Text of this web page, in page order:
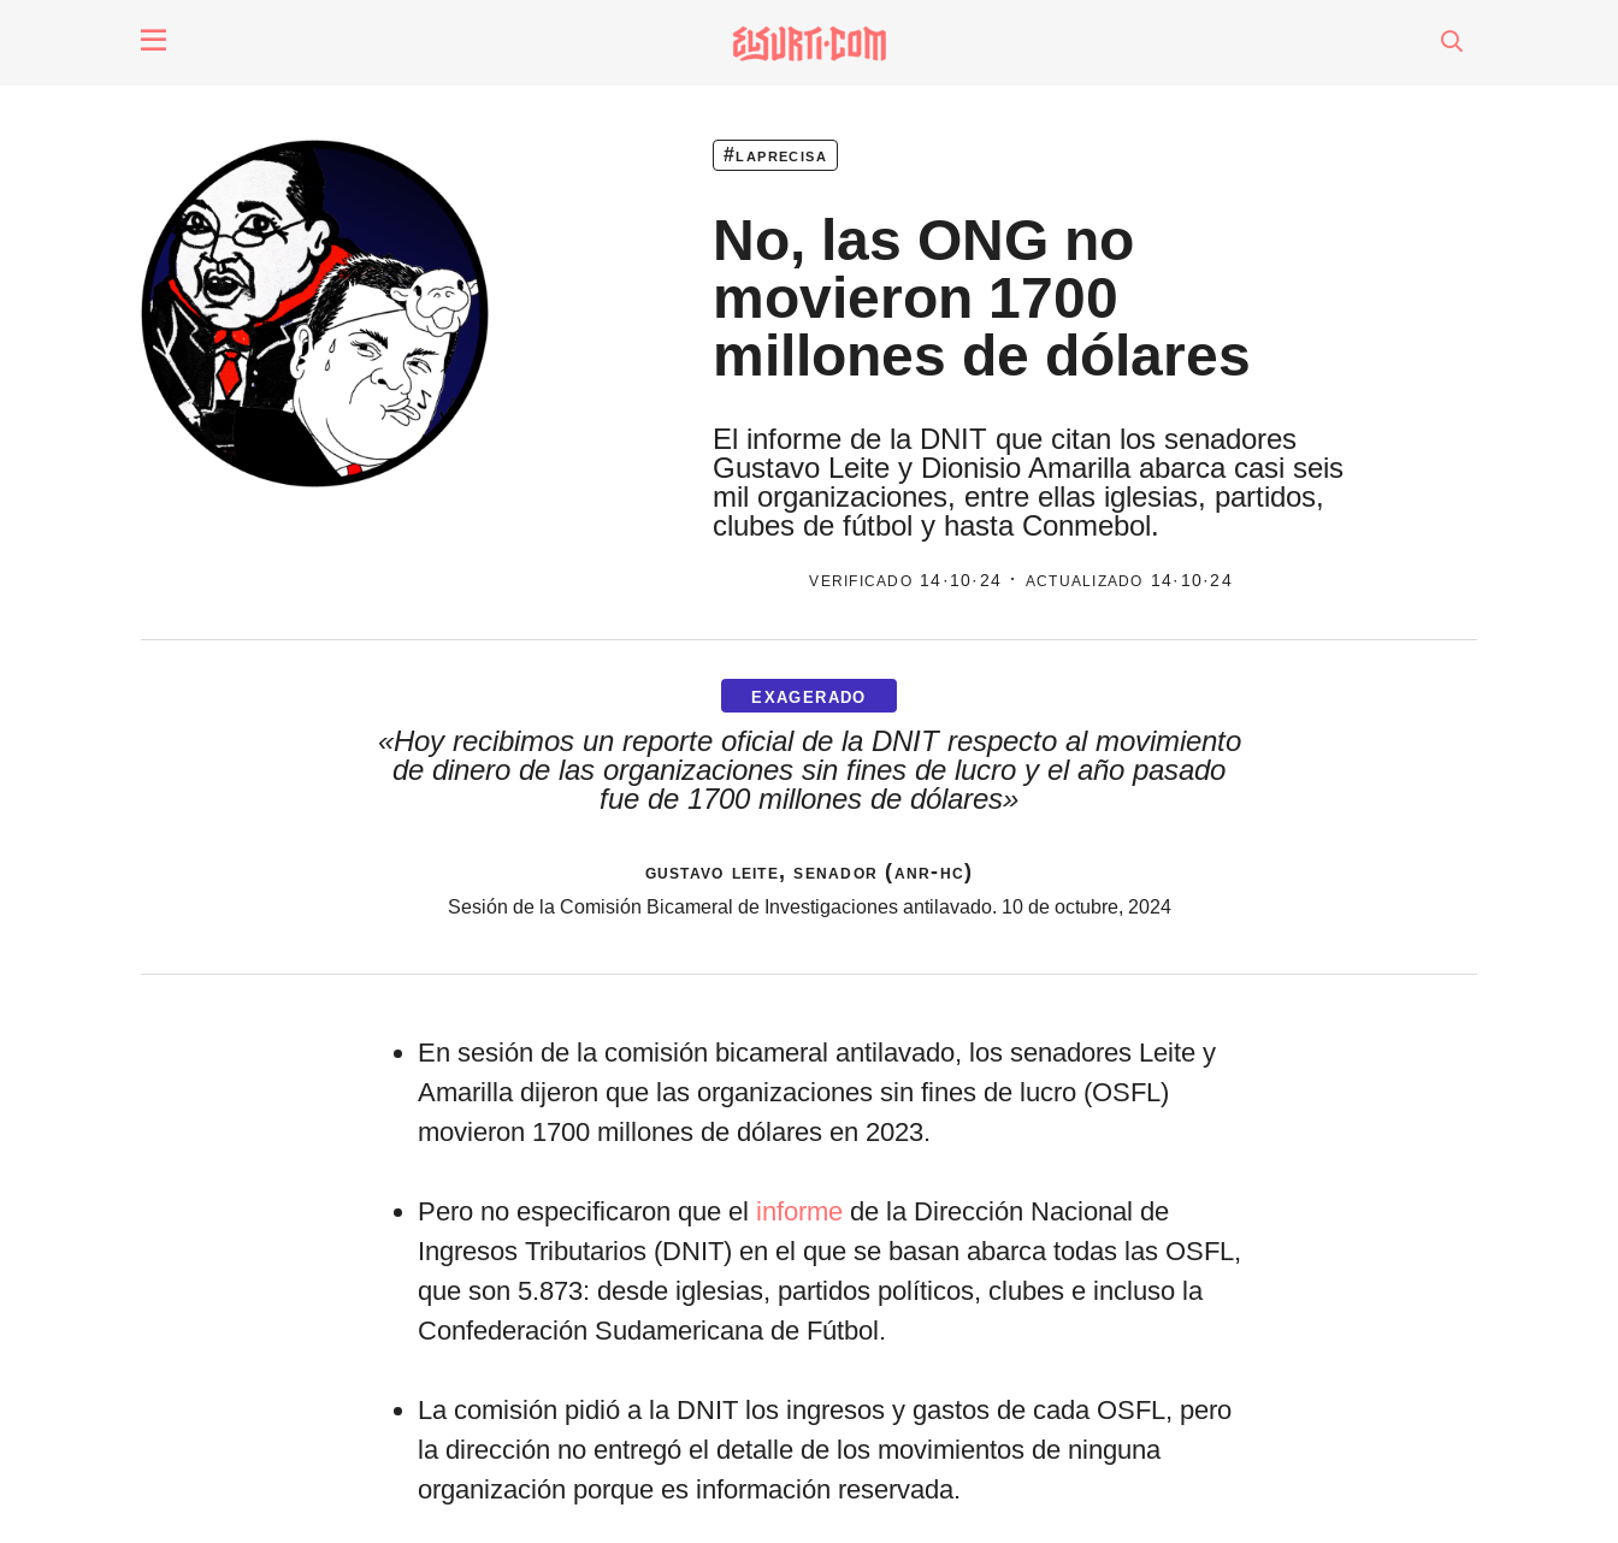
Futuros
Soberanas
Oligarquía
Despacio Sonoro
invasores vip
escuelas fumigadas
historia de las mujeres
patria contratista
plan del terror
consumo ilustrado
por formato
scrolls
timeline
chequeo
descargables
el surti
blog
contacto
#laprecisa
No, las ONG no
movieron 1700
millones de dólares
El informe de la DNIT que citan los senadores
Gustavo Leite y Dionisio Amarilla abarca casi seis
mil organizaciones, entre ellas iglesias, partidos,
clubes de fútbol y hasta Conmebol.
verificado 14·10·24 · actualizado 14·10·24
EXAGERADO
«Hoy recibimos un reporte oficial de la DNIT respecto al movimiento
de dinero de las organizaciones sin fines de lucro y el año pasado
fue de 1700 millones de dólares»
gustavo leite, senador (anr-hc)
Sesión de la Comisión Bicameral de Investigaciones antilavado. 10 de octubre, 2024
En sesión de la comisión bicameral antilavado, los senadores Leite y
Amarilla dijeron que las organizaciones sin fines de lucro (OSFL)
movieron 1700 millones de dólares en 2023.
Pero no especificaron que el informe de la Dirección Nacional de
Ingresos Tributarios (DNIT) en el que se basan abarca todas las OSFL,
que son 5.873: desde iglesias, partidos políticos, clubes e incluso la
Confederación Sudamericana de Fútbol.
La comisión pidió a la DNIT los ingresos y gastos de cada OSFL, pero
la dirección no entregó el detalle de los movimientos de ninguna
organización porque es información reservada.